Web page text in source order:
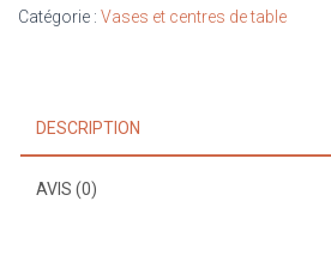
Catégorie : Vases et centres de table
DESCRIPTION
AVIS (0)